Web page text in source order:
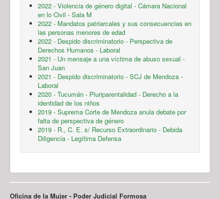
2022 - Violencia de género digital - Cámara Nacional
en lo Civil - Sala M
2022 - Mandatos patriarcales y sus consecuencias en
las personas menores de edad
2022 - Despido discriminatorio - Perspectiva de
Derechos Humanos - Laboral
2021 - Un mensaje a una víctima de abuso sexual -
San Juan
2021 - Despido discriminatorio - SCJ de Mendoza -
Laboral
2020 - Tucumán - Pluriparentalidad - Derecho a la
identidad de los niños
2019 - Suprema Corte de Mendoza anula debate por
falta de perspectiva de género
2019 - R., C. E. s/ Recurso Extraordinario - Debida
Diligencia - Legítima Defensa
Oficina de la Mujer - Poder Judicial Formosa